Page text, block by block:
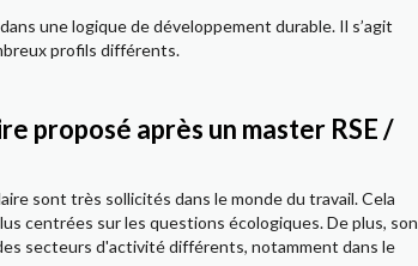
une logique de développement durable. Il s’agit
profils différents.
proposé après un master RSE /
sont très sollicités dans le monde du travail. Cela
centrées sur les questions écologiques. De plus, son
secteurs d'activité différents, notamment dans le